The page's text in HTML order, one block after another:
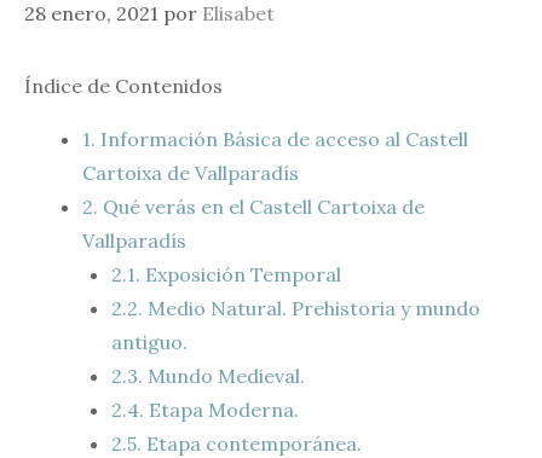
28 enero, 2021 por Elisabet
Índice de Contenidos
1. Información Básica de acceso al Castell
Cartoixa de Vallparadís
2. Qué verás en el Castell Cartoixa de
Vallparadís
2.1. Exposición Temporal
2.2. Medio Natural. Prehistoria y mundo
antiguo.
2.3. Mundo Medieval.
2.4. Etapa Moderna.
2.5. Etapa contemporánea.